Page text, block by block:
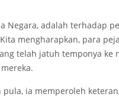
Negara, adalah terhadap
mengharapkan, para
telah jatuh temponya
pula, ia memperoleh